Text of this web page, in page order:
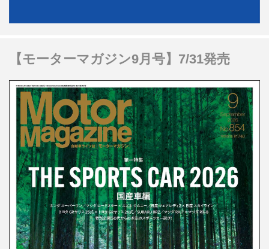
【モーターマガジン9月号】7/31発売